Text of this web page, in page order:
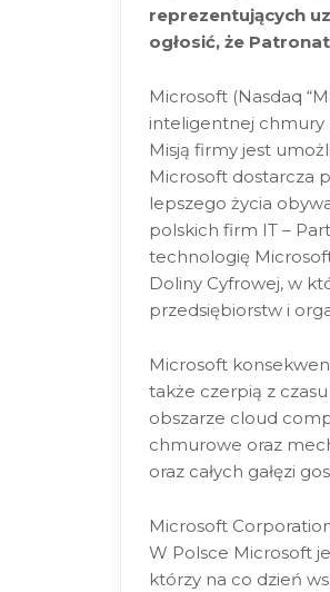
reprezentujących
ogłosić, że
Microsoft (Nasdaq
inteligentnej chmury
Misją firmy jest
Microsoft dostarcza
lepszego życia
polskich firm IT –
technologię
Doliny Cyfrowej, w
przedsiębiorstw i
Microsoft
także czerpią z
obszarze cloud
chmurowe oraz
oraz całych gałęzi
Microsoft
W Polsce Microsoft
którzy na co dzień